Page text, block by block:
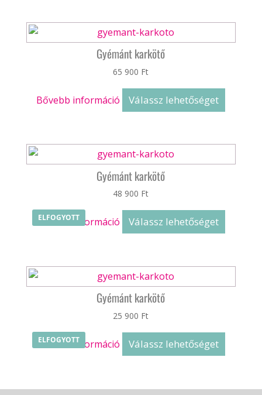
variációja
termékoldalon
választhatók
ELFOGYOTT
Gyémánt karkötő
65 900 Ft
Bővebb információ Válassz lehetőséget
ELFOGYOTT
Gyémánt karkötő
48 900 Ft
Bővebb információ Válassz lehetőséget
Gyémánt karkötő
25 900 Ft
Bővebb információ Válassz lehetőséget